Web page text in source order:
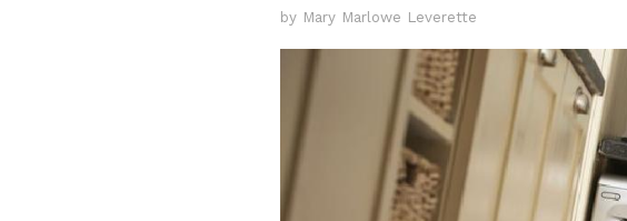
by Mary Marlowe Leverette